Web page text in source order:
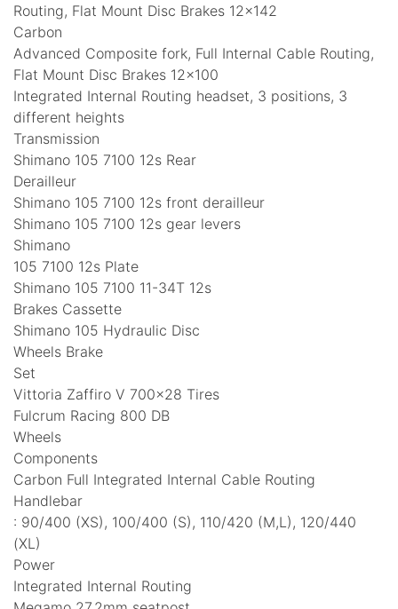
Routing, Flat Mount Disc Brakes 12×142
Carbon
Advanced Composite fork, Full Internal Cable Routing,
Flat Mount Disc Brakes 12×100
Integrated Internal Routing headset, 3 positions, 3
different heights
Transmission
Shimano 105 7100 12s Rear
Derailleur
Shimano 105 7100 12s front derailleur
Shimano 105 7100 12s gear levers
Shimano
105 7100 12s Plate
Shimano 105 7100 11-34T 12s
Brakes Cassette
Shimano 105 Hydraulic Disc
Wheels Brake
Set
Vittoria Zaffiro V 700×28 Tires
Fulcrum Racing 800 DB
Wheels
Components
Carbon Full Integrated Internal Cable Routing
Handlebar
: 90/400 (XS), 100/400 (S), 110/420 (M,L), 120/440
(XL)
Power
Integrated Internal Routing